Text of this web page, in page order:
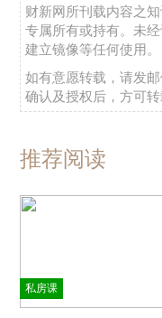
财新网所刊载内容之
专属所有或持有。未
建立镜像等任何使用。
如有意愿转载，请发
确认及授权后，方可转
推荐阅读
私房课